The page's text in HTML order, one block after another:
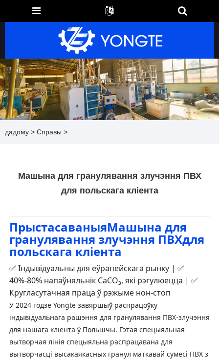
дадому > Справы >
Машына для гранулявання злучэння ПВХ
для польскага кліента
ПрыстасаваныяМашына для
гранулявання злучэння ПВХдля
польскага кліента
✅ Індывідуальны для еўрапейскага рынку | ✅
40%-80% напаўняльнік CaCO₃, які рэгулюецца | ✅
Кругласутачная праца ў рэжыме нон-стоп
У 2024 годзе Yongte завяршыў распрацоўку
індывідуальнага рашэння для гранулявання ПВХ-злучэння
для нашага кліента ў Польшчы. Гэтая спецыяльная
вытворчая лінія спецыяльна распрацавана для
вытворчасці высакаякасных гранул маткавай сумесі ПВХ з